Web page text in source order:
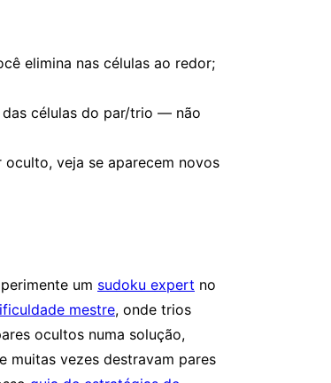
elimina nas células ao redor;
células do par/trio — não
oculto, veja se aparecem novos
um sudoku expert no
mestre, onde trios
ocultos numa solução,
muitas vezes destravam pares